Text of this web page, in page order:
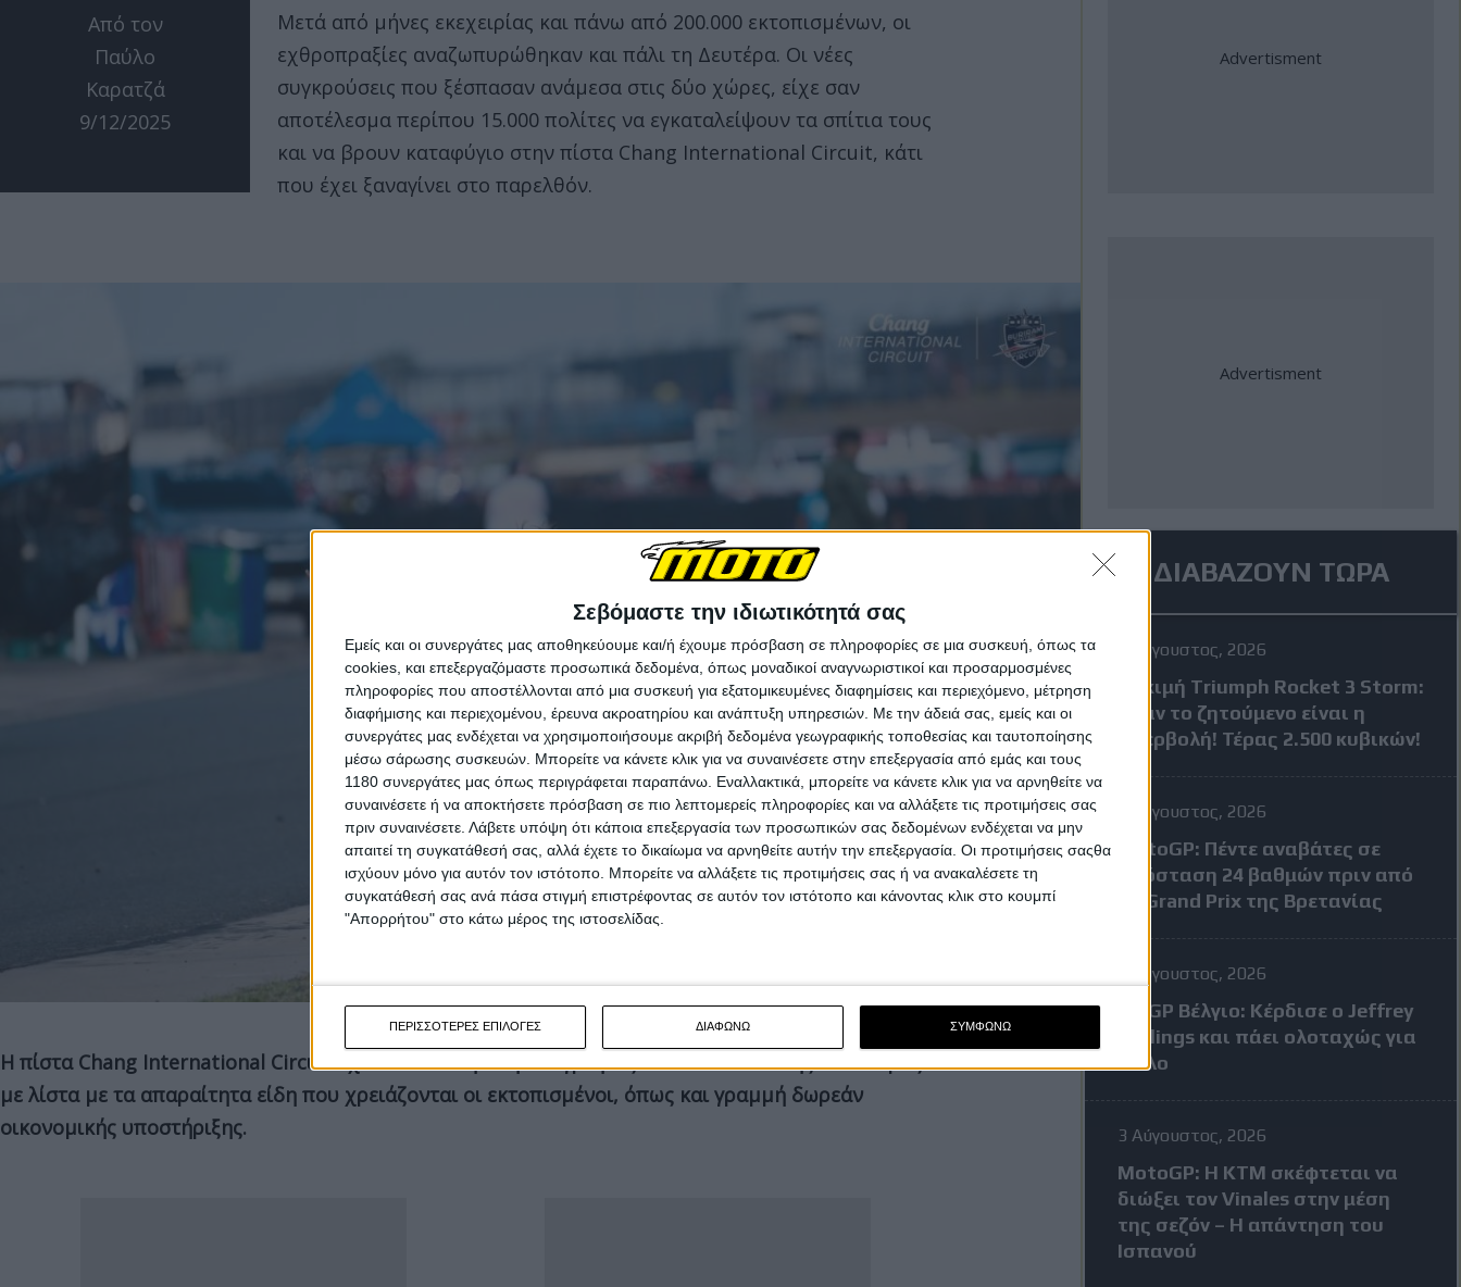
Σεβόμαστε την ιδιωτικότητά σας
Εμείς και οι συνεργάτες μας αποθηκεύουμε και/ή έχουμε πρόσβαση σε πληροφορίες σε μια συσκευή, όπως τα
cookies, και επεξεργαζόμαστε προσωπικά δεδομένα, όπως μοναδικοί αναγνωριστικοί και προσαρμοσμένες
πληροφορίες που αποστέλλονται από μια συσκευή για εξατομικευμένες διαφημίσεις και περιεχόμενο, μέτρηση
διαφήμισης και περιεχομένου, έρευνα ακροατηρίου και ανάπτυξη υπηρεσιών. Με την άδειά σας, εμείς και οι
συνεργάτες μας ενδέχεται να χρησιμοποιήσουμε ακριβή δεδομένα γεωγραφικής τοποθεσίας και ταυτοποίησης
μέσω σάρωσης συσκευών. Μπορείτε να κάνετε κλικ για να συναινέσετε στην επεξεργασία από εμάς και τους
1180 συνεργάτες μας όπως περιγράφεται παραπάνω. Εναλλακτικά, μπορείτε να κάνετε κλικ για να αρνηθείτε να
συναινέσετε ή να αποκτήσετε πρόσβαση σε πιο λεπτομερείς πληροφορίες και να αλλάξετε τις προτιμήσεις σας
πριν συναινέσετε. Λάβετε υπόψη ότι κάποια επεξεργασία των προσωπικών σας δεδομένων ενδέχεται να μην
απαιτεί τη συγκατάθεσή σας, αλλά έχετε το δικαίωμα να αρνηθείτε αυτήν την επεξεργασία. Οι προτιμήσεις σαςθα
ισχύουν μόνο για αυτόν τον ιστότοπο. Μπορείτε να αλλάξετε τις προτιμήσεις σας ή να ανακαλέσετε τη
συγκατάθεσή σας ανά πάσα στιγμή επιστρέφοντας σε αυτόν τον ιστότοπο και κάνοντας κλικ στο κουμπί
"Απορρήτου" στο κάτω μέρος της ιστοσελίδας.
ΠΕΡΙΣΣΟΤΕΡΕΣ ΕΠΙΛΟΓΕΣ ΔΙΑΦΩΝΩ ΣΥΜΦΩΝΩ
Από τον
Παύλο
Καρατζά
9/12/2025
Μετά από μήνες εκεχειρίας και πάνω από 200.000 εκτοπισμένων, οι
εχθροπραξίες αναζωπυρώθηκαν και πάλι τη Δευτέρα. Οι νέες
συγκρούσεις που ξέσπασαν ανάμεσα στις δύο χώρες, είχε σαν
αποτέλεσμα περίπου 15.000 πολίτες να εγκαταλείψουν τα σπίτια τους
και να βρουν καταφύγιο στην πίστα Chang International Circuit, κάτι
που έχει ξαναγίνει στο παρελθόν.
Η πίστα Chang International Circuit έχει κοινοποιήσει φωτογραφίες στα κοινωνικά της δίκτυα μαζί
με λίστα με τα απαραίτητα είδη που χρειάζονται οι εκτοπισμένοι, όπως και γραμμή δωρεάν
οικονομικής υποστήριξης.
ΔΙΑΒΑΖΟΥΝ ΤΩΡΑ
4 Αύγουστος, 2026
Δοκιμή Triumph Rocket 3 Storm:
Όταν το ζητούμενο είναι η
υπερβολή! Τέρας 2.500 κυβικών!
4 Αύγουστος, 2026
MotoGP: Πέντε αναβάτες σε
απόσταση 24 βαθμών πριν από
το Grand Prix της Βρετανίας
3 Αύγουστος, 2026
MXGP Βέλγιο: Κέρδισε ο Jeffrey
Herlings και πάει ολοταχώς για
τίτλο
3 Αύγουστος, 2026
MotoGP: Η KTM σκέφτεται να
διώξει τον Vinales στην μέση
της σεζόν – Η απάντηση του
Ισπανού